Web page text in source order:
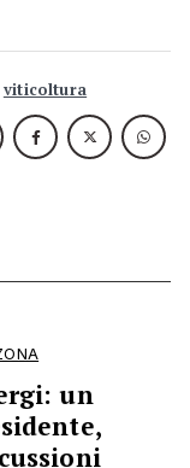
viticoltura
un